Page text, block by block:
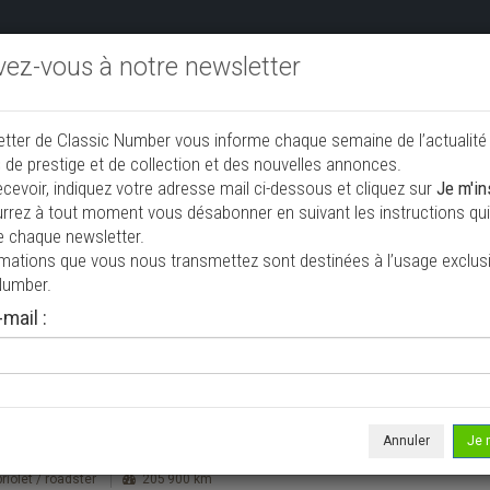
une annonce
DOSSIER COMPLET
le 23/07/2026 ( il y a 14 jours )
911 3.2 G50 Cabriolet SONAUTO
/ roadster 205 900 km
vous à notre newsletter
de Classic Number vous informe chaque semaine de
de prestige et de collection et des nouvelles annonces.
indiquez votre adresse mail ci-dessous et cliquez sur Je
à tout moment vous désabonner en suivant les instructions
chaque newsletter.
que vous nous transmettez sont destinées à l’usage
:
Annuler Je